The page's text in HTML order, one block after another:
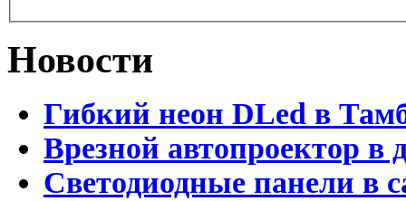
Новости
Гибкий неон DLed в
Врезной автопроектор в
Светодиодные панели в